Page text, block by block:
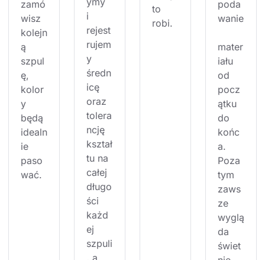
zamó
wisz
kolejn
ą
szpul
ę,
kolor
y
będą
idealn
ie
paso
wać.
i
rejest
rujem
y
średn
icę
oraz
tolera
ncję
kształ
tu na
całej
długo
ści
każd
ej
szpuli
to
robi.
poda
wanie
mater
iału
od
pocz
ątku
do
końc
a.
Poza
tym
zaws
ze
wyglą
da
świet